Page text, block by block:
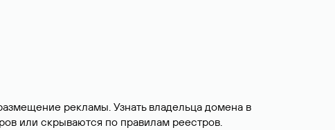
рекламы. Узнать владельца домена в
или скрываются по правилам реестров.